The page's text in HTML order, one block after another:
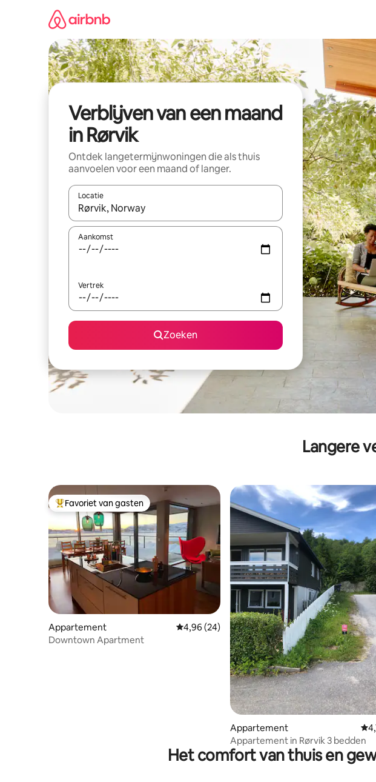
Verblijven van een maand
in Rørvik
Ontdek langetermijnwoningen die als thuis
aanvoelen voor een maand of langer.
Locatie
Wanneer er resultaten beschikbaar zijn, maak je een keuze met je de
Aankomst
Vertrek
Zoeken
Langere
Topfavoriet van gasten
Favoriet van gasten
Appartement Gemiddelde beoordeling van 4,96 op 5, 24
4,96 (24)
Downtown Apartment
Appartement
Appartement in Rørvik 3 bedden
Het comfort van thuis en